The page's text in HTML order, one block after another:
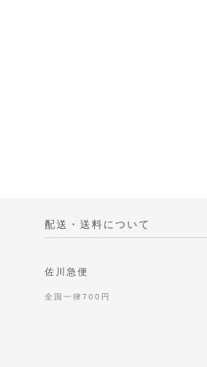
配送・送料について
佐川急便
全国一律700円